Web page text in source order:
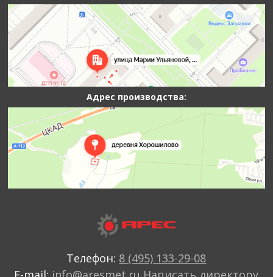
Адрес производства:
Телефон: 8 (495) 133-29-08